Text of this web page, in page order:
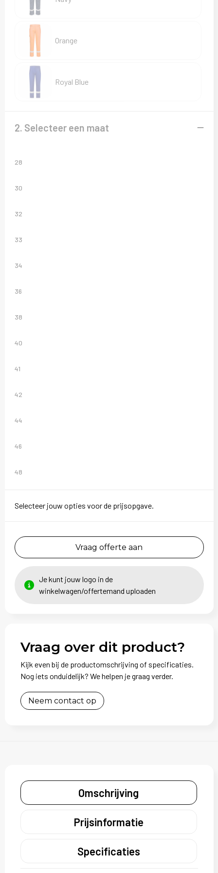
T-Shirts
Veiligheidsvesten en Veiligheidshesjes
Vesten
Orange
Royal Blue
2. Selecteer een maat
28
30
32
33
34
36
38
40
41
42
44
46
48
Selecteer jouw opties voor de prijsopgave.
Vraag offerte aan
Je kunt jouw logo in de
winkelwagen/offertemand uploaden
Vraag over dit product?
Kijk even bij de productomschrijving of specificaties.
Nog iets onduidelijk? We helpen je graag verder.
Neem contact op
Omschrijving
Prijsinformatie
Specificaties